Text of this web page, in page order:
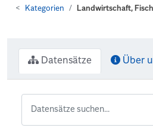
Kategorien Landwirtschaft,
Datensätze Über